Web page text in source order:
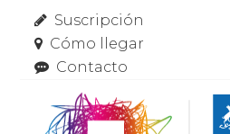
Suscripción
Cómo llegar
Contacto